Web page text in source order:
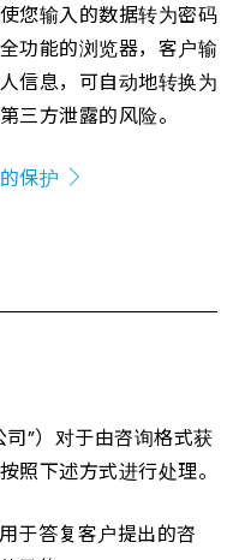
您输入的数据转为密码
功能的浏览器，客户输
信息，可自动地转换为
三方泄露的风险。
保护
”）对于由咨询格式获
照下述方式进行处理。
于答复客户提出的咨